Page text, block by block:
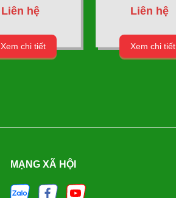
Liên hệ
Xem chi tiết
Liên hệ
Xem chi tiết
MẠNG XÃ HỘI